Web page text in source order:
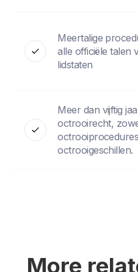
Meertalige
alle officiële talen
lidstaten
Meer dan vijftig
octrooirecht,
octrooigeschillen.
More